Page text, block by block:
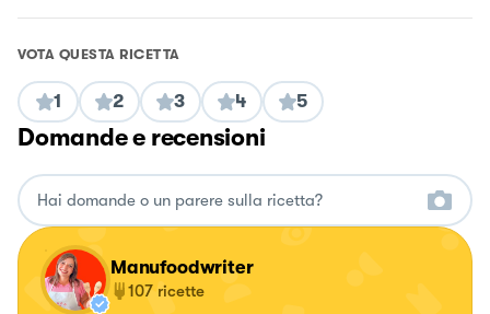
VOTA QUESTA RICETTA
1 2 3 4 5
Domande e recensioni
Manufoodwriter
107 ricette